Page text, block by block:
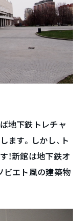
地下鉄トレチャ
ます。しかし、ト
！新館は地下鉄オ
ビエト風の建築物